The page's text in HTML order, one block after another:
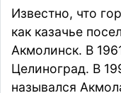
Известно, что
как казачье
Акмолинск. В
Целиноград. В
назывался